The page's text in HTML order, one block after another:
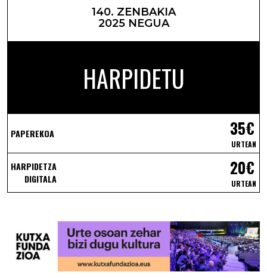
140. ZENBAKIA
2025 NEGUA
HARPIDETU
PAPEREKOA 35€
URTEAN
HARPIDETZA
DIGITALA
20€
URTEAN